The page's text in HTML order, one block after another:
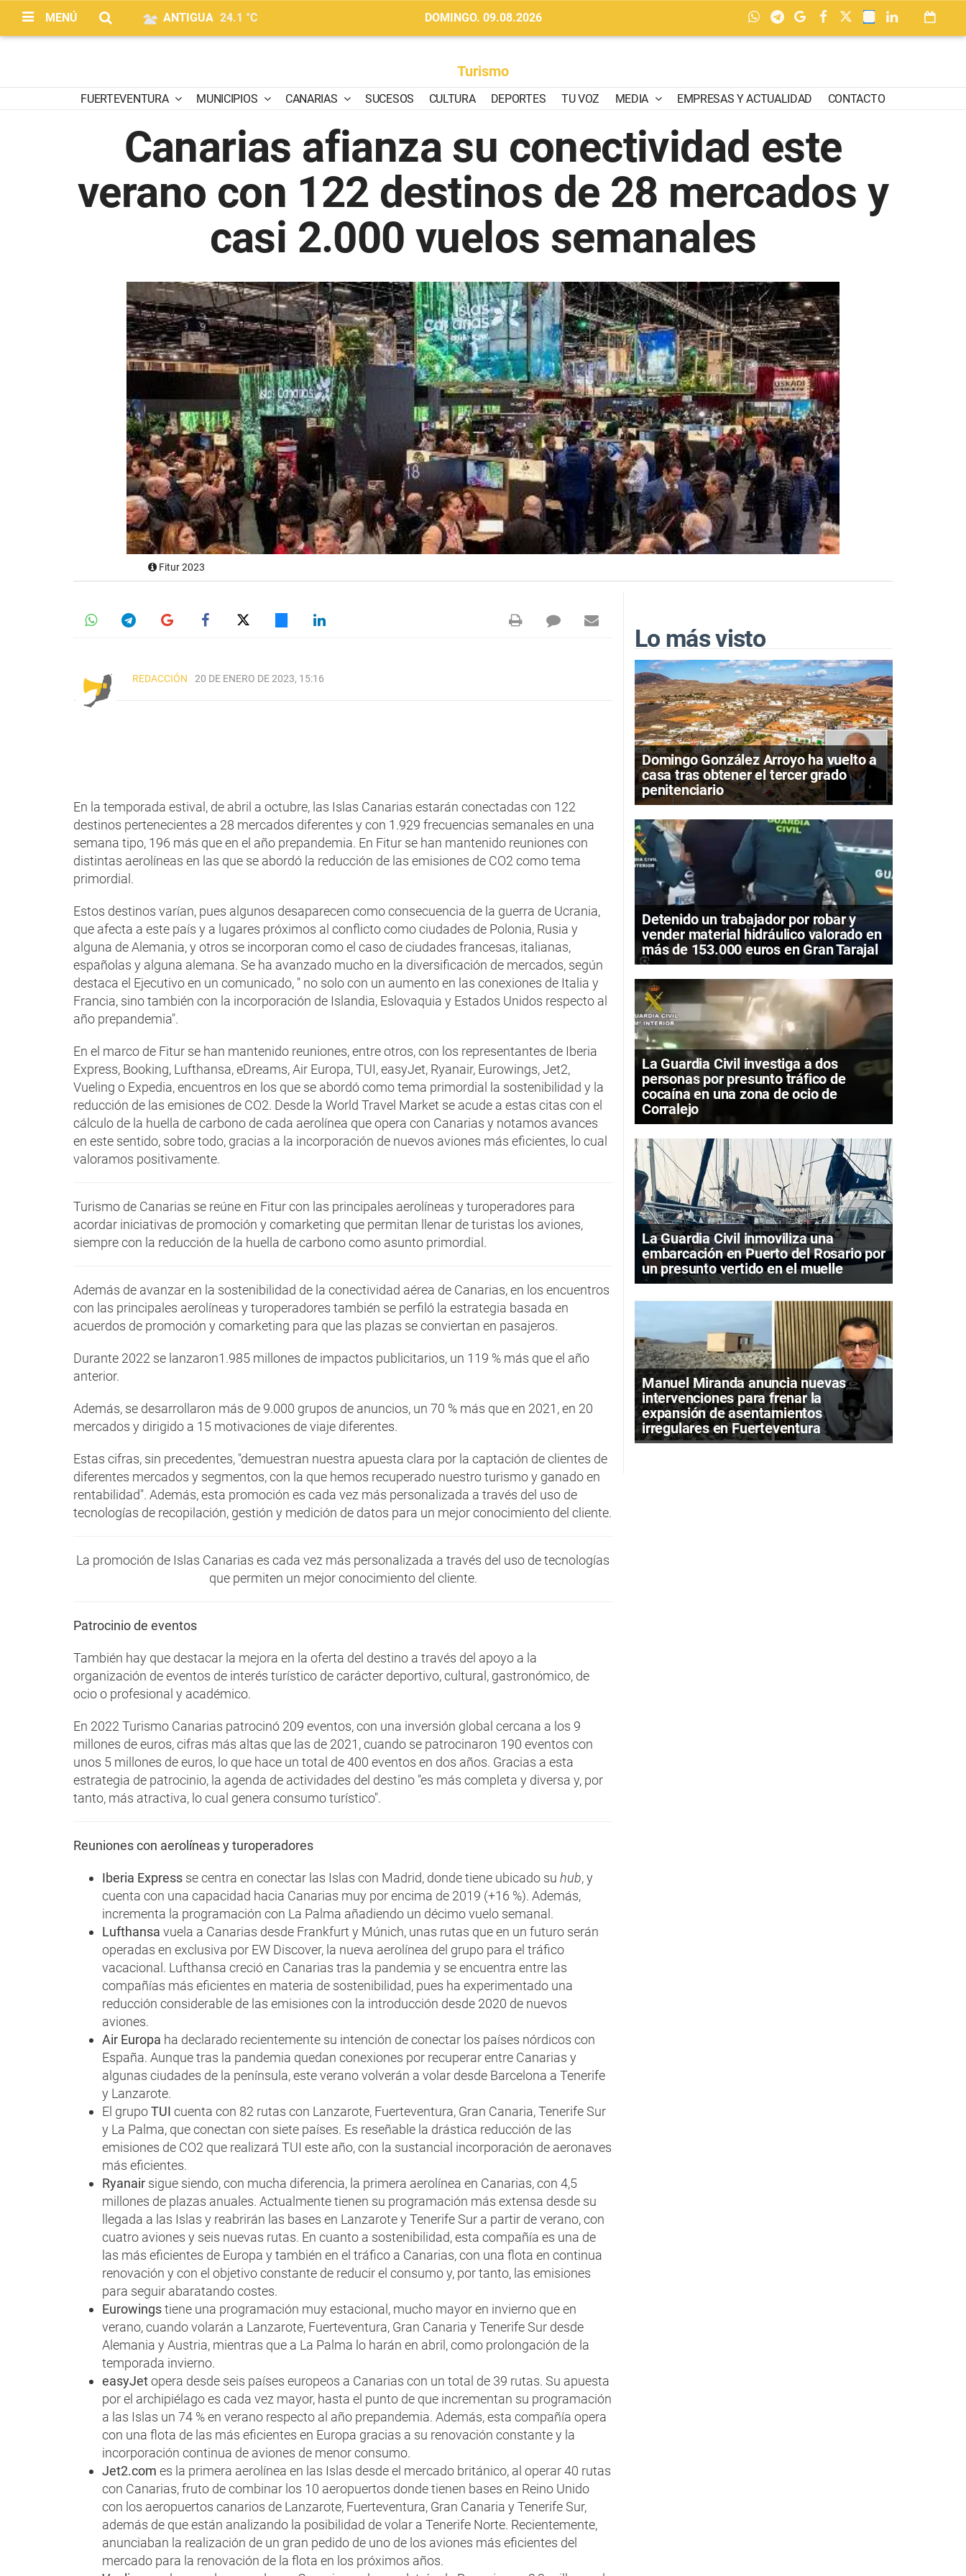
MENÚ ANTIGUA 24.1 °C DOMINGO. 09.08.2026
Turismo
FUERTEVENTURA MUNICIPIOS CANARIAS SUCESOS CULTURA DEPORTES TU VOZ MEDIA EMPRESAS Y ACTUALIDAD CONTACTO
Canarias afianza su conectividad este
verano con 122 destinos de 28 mercados y
casi 2.000 vuelos semanales
Fitur 2023
REDACCIÓN 20 DE ENERO DE 2023, 15:16
En la temporada estival, de abril a octubre, las Islas Canarias estarán conectadas con 122
destinos pertenecientes a 28 mercados diferentes y con 1.929 frecuencias semanales en una
semana tipo, 196 más que en el año prepandemia. En Fitur se han mantenido reuniones con
distintas aerolíneas en las que se abordó la reducción de las emisiones de CO2 como tema
primordial.
Estos destinos varían, pues algunos desaparecen como consecuencia de la guerra de Ucrania,
que afecta a este país y a lugares próximos al conflicto como ciudades de Polonia, Rusia y
alguna de Alemania, y otros se incorporan como el caso de ciudades francesas, italianas,
españolas y alguna alemana. Se ha avanzado mucho en la diversificación de mercados, según
destaca el Ejecutivo en un comunicado, " no solo con un aumento en las conexiones de Italia y
Francia, sino también con la incorporación de Islandia, Eslovaquia y Estados Unidos respecto al
año prepandemia".
En el marco de Fitur se han mantenido reuniones, entre otros, con los representantes de Iberia
Express, Booking, Lufthansa, eDreams, Air Europa, TUI, easyJet, Ryanair, Eurowings, Jet2,
Vueling o Expedia, encuentros en los que se abordó como tema primordial la sostenibilidad y la
reducción de las emisiones de CO2. Desde la World Travel Market se acude a estas citas con el
cálculo de la huella de carbono de cada aerolínea que opera con Canarias y notamos avances
en este sentido, sobre todo, gracias a la incorporación de nuevos aviones más eficientes, lo cual
valoramos positivamente.
Turismo de Canarias se reúne en Fitur con las principales aerolíneas y turoperadores para
acordar iniciativas de promoción y comarketing que permitan llenar de turistas los aviones,
siempre con la reducción de la huella de carbono como asunto primordial.
Además de avanzar en la sostenibilidad de la conectividad aérea de Canarias, en los encuentros
con las principales aerolíneas y turoperadores también se perfiló la estrategia basada en
acuerdos de promoción y comarketing para que las plazas se conviertan en pasajeros.
Durante 2022 se lanzaron1.985 millones de impactos publicitarios, un 119 % más que el año
anterior.
Además, se desarrollaron más de 9.000 grupos de anuncios, un 70 % más que en 2021, en 20
mercados y dirigido a 15 motivaciones de viaje diferentes.
Estas cifras, sin precedentes, "demuestran nuestra apuesta clara por la captación de clientes de
diferentes mercados y segmentos, con la que hemos recuperado nuestro turismo y ganado en
rentabilidad". Además, esta promoción es cada vez más personalizada a través del uso de
tecnologías de recopilación, gestión y medición de datos para un mejor conocimiento del cliente.
La promoción de Islas Canarias es cada vez más personalizada a través del uso de tecnologías
que permiten un mejor conocimiento del cliente.
Patrocinio de eventos
También hay que destacar la mejora en la oferta del destino a través del apoyo a la
organización de eventos de interés turístico de carácter deportivo, cultural, gastronómico, de
ocio o profesional y académico.
En 2022 Turismo Canarias patrocinó 209 eventos, con una inversión global cercana a los 9
millones de euros, cifras más altas que las de 2021, cuando se patrocinaron 190 eventos con
unos 5 millones de euros, lo que hace un total de 400 eventos en dos años. Gracias a esta
estrategia de patrocinio, la agenda de actividades del destino "es más completa y diversa y, por
tanto, más atractiva, lo cual genera consumo turístico".
Reuniones con aerolíneas y turoperadores
Iberia Express se centra en conectar las Islas con Madrid, donde tiene ubicado su hub, y
cuenta con una capacidad hacia Canarias muy por encima de 2019 (+16 %). Además,
incrementa la programación con La Palma añadiendo un décimo vuelo semanal.
Lufthansa vuela a Canarias desde Frankfurt y Múnich, unas rutas que en un futuro serán
operadas en exclusiva por EW Discover, la nueva aerolínea del grupo para el tráfico
vacacional. Lufthansa creció en Canarias tras la pandemia y se encuentra entre las
compañías más eficientes en materia de sostenibilidad, pues ha experimentado una
reducción considerable de las emisiones con la introducción desde 2020 de nuevos
aviones.
Air Europa ha declarado recientemente su intención de conectar los países nórdicos con
España. Aunque tras la pandemia quedan conexiones por recuperar entre Canarias y
algunas ciudades de la península, este verano volverán a volar desde Barcelona a Tenerife
y Lanzarote.
El grupoTUI cuenta con 82 rutas con Lanzarote, Fuerteventura, Gran Canaria, Tenerife Sur
y La Palma, que conectan con siete países. Es reseñable la drástica reducción de las
emisiones de CO2 que realizará TUI este año, con la sustancial incorporación de aeronaves
más eficientes.
Ryanair sigue siendo, con mucha diferencia, la primera aerolínea en Canarias, con 4,5
millones de plazas anuales. Actualmente tienen su programación más extensa desde su
llegada a las Islas y reabrirán las bases en Lanzarote y Tenerife Sur a partir de verano, con
cuatro aviones y seis nuevas rutas. En cuanto a sostenibilidad, esta compañía es una de
las más eficientes de Europa y también en el tráfico a Canarias, con una flota en continua
renovación y con el objetivo constante de reducir el consumo y, por tanto, las emisiones
para seguir abaratando costes.
Eurowingstiene una programación muy estacional, mucho mayor en invierno que en
verano, cuando volarán a Lanzarote, Fuerteventura, Gran Canaria y Tenerife Sur desde
Alemania y Austria, mientras que a La Palma lo harán en abril, como prolongación de la
temporada invierno.
easyJetopera desde seis países europeos a Canarias con un total de 39 rutas. Su apuesta
por el archipiélago es cada vez mayor, hasta el punto de que incrementan su programación
a las Islas un 74 % en verano respecto al año prepandemia. Además, esta compañía opera
con una flota de las más eficientes en Europa gracias a su renovación constante y la
incorporación continua de aviones de menor consumo.
Jet2.com es la primera aerolínea en las Islas desde el mercado británico, al operar 40 rutas
con Canarias, fruto de combinar los 10 aeropuertos donde tienen bases en Reino Unido
con los aeropuertos canarios de Lanzarote, Fuerteventura, Gran Canaria y Tenerife Sur,
además de que están analizando la posibilidad de volar a Tenerife Norte. Recientemente,
anunciaban la realización de un gran pedido de uno de los aviones más eficientes del
mercado para la renovación de la flota en los próximos años.
Lo más visto
Domingo González Arroyo ha vuelto a
casa tras obtener el tercer grado
penitenciario
Detenido un trabajador por robar y
vender material hidráulico valorado en
más de 153.000 euros en Gran Tarajal
La Guardia Civil investiga a dos
personas por presunto tráfico de
cocaína en una zona de ocio de
Corralejo
La Guardia Civil inmoviliza una
embarcación en Puerto del Rosario por
un presunto vertido en el muelle
Manuel Miranda anuncia nuevas
intervenciones para frenar la
expansión de asentamientos
irregulares en Fuerteventura